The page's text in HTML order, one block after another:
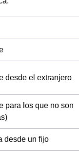
desde el extranjero
para los que no son
desde un fijo